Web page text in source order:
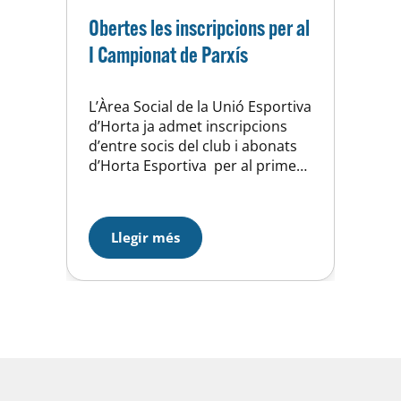
Obertes les inscripcions per al
I Campionat de Parxís
L’Àrea Social de la Unió Esportiva
d’Horta ja admet inscripcions
d’entre socis del club i abonats
d’Horta Esportiva per al primer
d’octubre, a les 18 hores al Local
Social del CEM d’Horta. El
registre per al campionat és
gratuït i està limitat a majors
Llegir més